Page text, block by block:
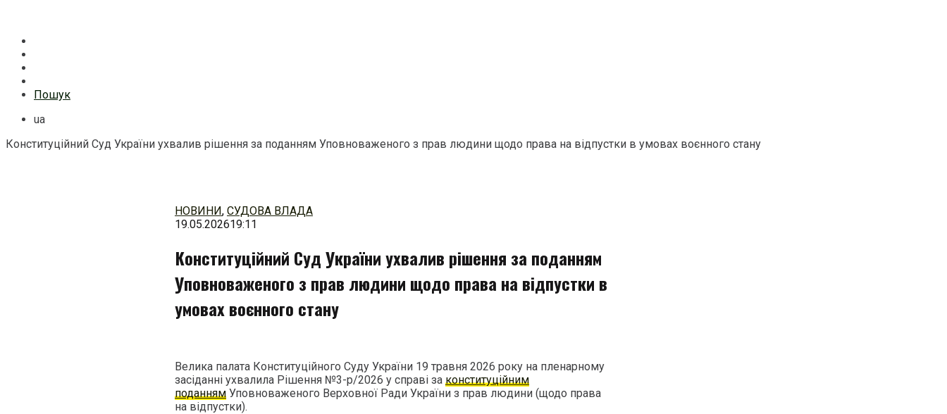
Пошук
ua
Конституційний Суд України ухвалив рішення за поданням Уповноваженого з прав людини щодо права на відпустки в умовах воєнного стану
НОВИНИ, СУДОВА ВЛАДА
19.05.202619:11
Конституційний Суд України ухвалив рішення за поданням
Уповноваженого з прав людини щодо права на відпустки в
умовах воєнного стану
Велика палата Конституційного Суду України 19 травня 2026 року на пленарному
засіданні ухвалила Рішення №3-р/2026 у справі за конституційним
поданням Уповноваженого Верховної Ради України з прав людини (щодо права
на відпустки).